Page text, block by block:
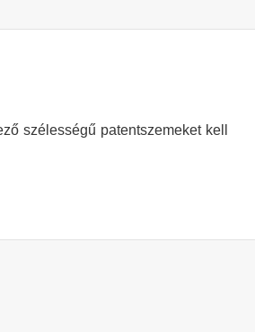
szélességű patentszemeket kell